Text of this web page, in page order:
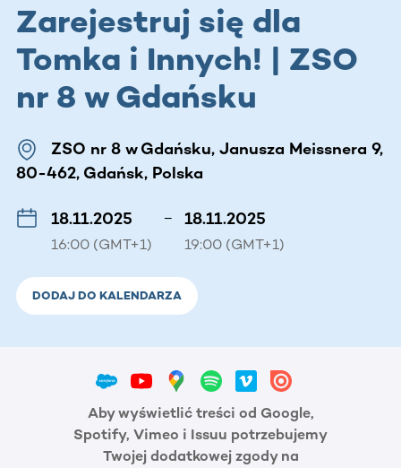
Zarejestruj się dla
Tomka i Innych! | ZSO
nr 8 w Gdańsku
ZSO nr 8 w Gdańsku, Janusza Meissnera 9,
80-462, Gdańsk, Polska
18.11.2025
16:00 (GMT+1)
– 18.11.2025
19:00 (GMT+1)
DODAJ DO KALENDARZA
Aby wyświetlić treści od Google,
Spotify, Vimeo i Issuu potrzebujemy
Twojej dodatkowej zgody na